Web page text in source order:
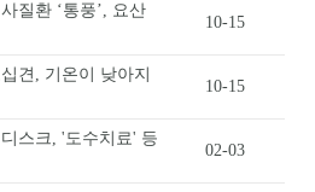
질환 ‘통풍’, 요산
10-15
견, 기온이 낮아지
10-15
스크, '도수치료' 등
02-03